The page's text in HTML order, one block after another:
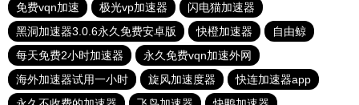
免费vqn加速
极光vp加速器
闪电猫加速器
黑洞加速器3.0.6永久免费安卓版
快橙加速器
自由鲸
每天免费2小时加速器
永久免费vqn加速外网
海外加速器试用一小时
旋风加速度器
快连加速器app